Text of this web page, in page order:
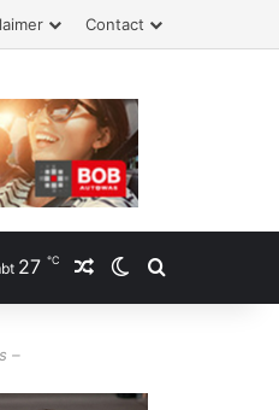
Contact
27 ℃ Willekeurig artikel
Switch skin
Zoeken